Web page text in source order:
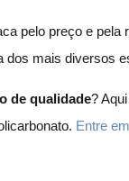
pelo preço e
dos mais diversos
de qualidade?
Entre